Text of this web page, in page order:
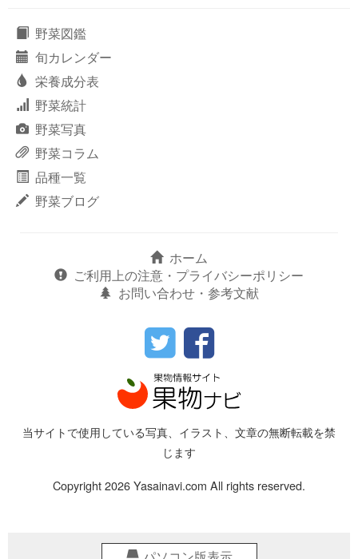
野菜図鑑
旬カレンダー
栄養成分表
野菜統計
野菜写真
野菜コラム
品種一覧
野菜ブログ
ホーム
ご利用上の注意・プライバシーポリシー
お問い合わせ・参考文献
当サイトで使用している写真、イラスト、文章の無断転載を禁
じます
Copyright 2026 Yasainavi.com All rights reserved.